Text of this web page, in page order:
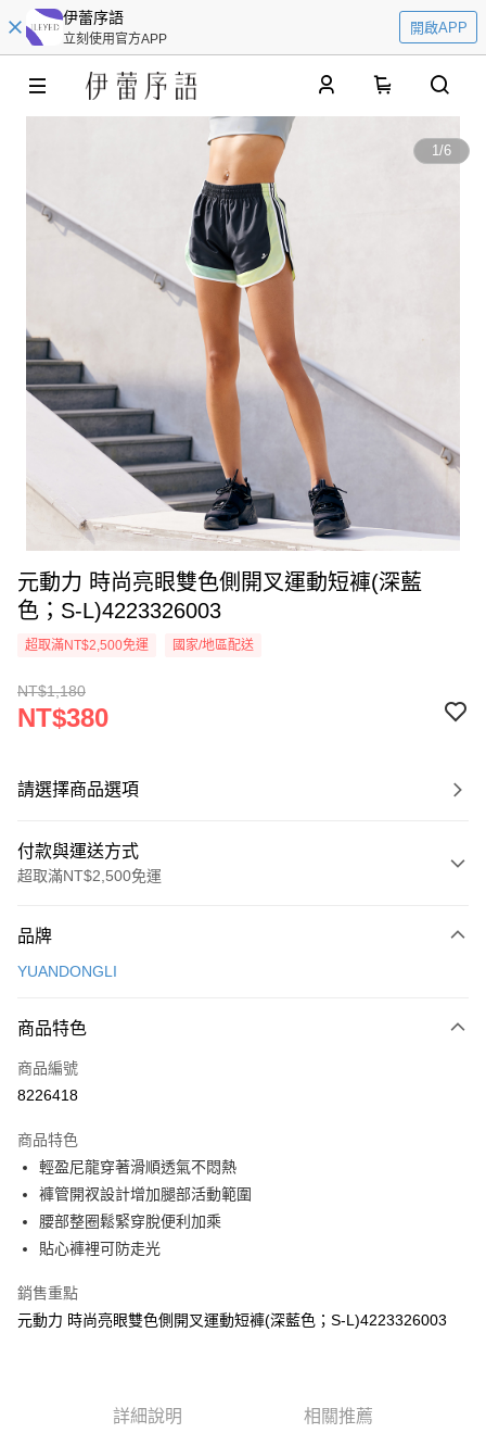
伊蕾序語
立刻使用官方APP
開啟APP
1/6
元動力 時尚亮眼雙色側開叉運動短褲(深藍
色；S-L)4223326003
超取滿NT$2,500免運 國家/地區配送
NT$1,180
NT$380
請選擇商品選項
付款與運送方式
超取滿NT$2,500免運
信用卡一次付款
3 期 0 利率 每期
合作金庫商業銀行
上海商業儲蓄銀行
臺灣中小企業銀行
匯豐（台灣）商業銀行
聯邦商業銀行
元大商業銀行
玉山商業銀行
台灣樂天信用卡公司
超商取貨付款
LINE Pay
Apple Pay
街口支付
悠遊付
大哥付你分期
相關說明
流程，驗證手機門號後，選擇欲分期的期數、繳款截止日，確認付款後即完
【關於「AFTEE先享後付」】
品牌
YUANDONGLI
商品特色
商品編號
8226418
商品特色
輕盈尼龍穿著滑順透氣不悶熱
褲管開衩設計增加腿部活動範圍
腰部整圈鬆緊穿脫便利加乘
貼心褲裡可防走光
銷售重點
元動力 時尚亮眼雙色側開叉運動短褲(深藍色；S-L)4223326003
詳細說明 相關推薦